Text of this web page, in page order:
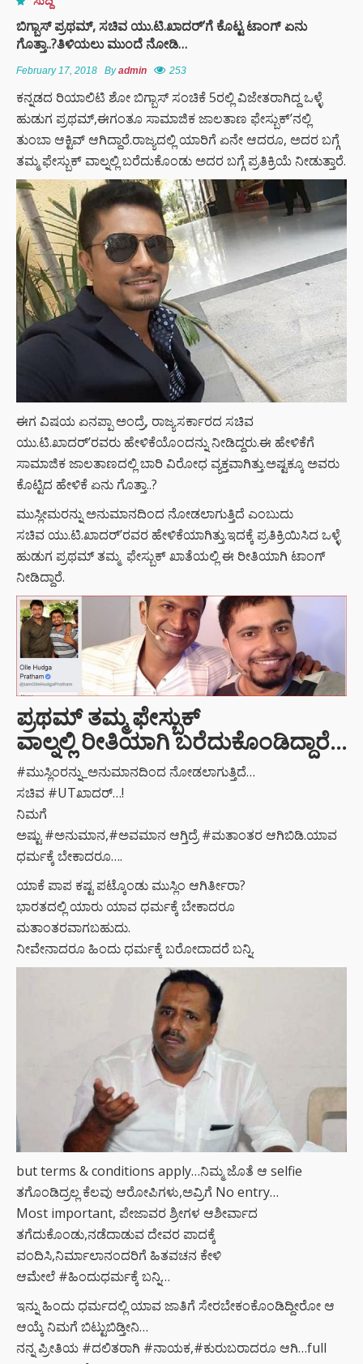
ಬಿಗ್ಬಾಸ್ ಪ್ರಥಮ್, ಸಚಿವ ಯು.ಟಿ.ಖಾದರ್’ಗೆ ಕೊಟ್ಟ ಟಾಂಗ್ ಏನು
ಗೊತ್ತಾ..?ತಿಳಿಯಲು ಮುಂದೆ ನೋಡಿ…
February 17, 2018 Byadmin 253
ಕನ್ನಡದ ರಿಯಾಲಿಟಿ ಶೋ ಬಿಗ್ಬಾಸ್ ಸಂಚಿಕೆ 5ರಲ್ಲಿ ವಿಜೇತರಾಗಿದ್ದ ಒಳ್ಳೆ
ಹುಡುಗ ಪ್ರಥಮ್,ಈಗಂತೂ ಸಾಮಾಜಿಕ ಜಾಲತಾಣ ಫೇಸ್ಬುಕ್’ನಲ್ಲಿ
ತುಂಬಾ ಆಕ್ಟಿವ್ ಆಗಿದ್ದಾರೆ.ರಾಜ್ಯದಲ್ಲಿ ಯಾರಿಗೆ ಏನೇ ಆದರೂ, ಅದರ ಬಗ್ಗೆ
ತಮ್ಮ ಫೇಸ್ಬುಕ್ ವಾಲ್ನಲ್ಲಿ ಬರೆದುಕೊಂಡು ಅದರ ಬಗ್ಗೆ ಪ್ರತಿಕ್ರಿಯೆ ನೀಡುತ್ತಾರೆ.
ಈಗ ವಿಷಯ ಏನಪ್ಪಾ ಅಂದ್ರೆ, ರಾಜ್ಯಸರ್ಕಾರದ ಸಚಿವ
ಯು.ಟಿ.ಖಾದರ್’ರವರು ಹೇಳಿಕೆಯೊಂದನ್ನು ನೀಡಿದ್ದರು.ಈ ಹೇಳಿಕೆಗೆ
ಸಾಮಾಜಿಕ ಜಾಲತಾಣದಲ್ಲಿ ಬಾರಿ ವಿರೋಧ ವ್ಯಕ್ತವಾಗಿತ್ತು.ಅಷ್ಟಕ್ಕೂ ಅವರು
ಕೊಟ್ಟಿದ ಹೇಳಿಕೆ ಏನು ಗೊತ್ತಾ..?
ಮುಸ್ಲೀಮರನ್ನು ಅನುಮಾನದಿಂದ ನೋಡಲಾಗುತ್ತಿದೆ ಎಂಬುದು
ಸಚಿವ ಯು.ಟಿ.ಖಾದರ್’ರವರ ಹೇಳಿಕೆಯಾಗಿತ್ತು.ಇದಕ್ಕೆ ಪ್ರತಿಕ್ರಿಯಿಸಿದ ಒಳ್ಳೆ
ಹುಡುಗ ಪ್ರಥಮ್ ತಮ್ಮ ಫೇಸ್ಬುಕ್ ಖಾತೆಯಲ್ಲಿ ಈ ರೀತಿಯಾಗಿ ಟಾಂಗ್
ನೀಡಿದ್ದಾರೆ.
ಪ್ರಥಮ್ ತಮ್ಮ ಫೇಸ್ಬುಕ್
ವಾಲ್ನಲ್ಲಿ ರೀತಿಯಾಗಿ ಬರೆದುಕೊಂಡಿದ್ದಾರೆ…
#ಮುಸ್ಲಿಂರನ್ನು_ಅನುಮಾನದಿಂದ ನೋಡಲಾಗುತ್ತಿದೆ…
ಸಚಿವ #UTಖಾದರ್…!
ನಿಮಗೆ
ಅಷ್ಟು #ಅನುಮಾನ,#ಅವಮಾನ ಆಗ್ತಿದ್ರೆ #ಮತಾಂತರ ಆಗಿಬಿಡಿ.ಯಾವ
ಧರ್ಮಕ್ಕೆ ಬೇಕಾದರೂ….
ಯಾಕೆ ಪಾಪ ಕಷ್ಟ ಪಟ್ಕೊಂಡು ಮುಸ್ಲಿಂ ಆಗಿರ್ತೀರಾ?
ಭಾರತದಲ್ಲಿ ಯಾರು ಯಾವ ಧರ್ಮಕ್ಕೆ ಬೇಕಾದರೂ
ಮತಾಂತರವಾಗಬಹುದು‌.
ನೀವೇನಾದರೂ ಹಿಂದು ಧರ್ಮಕ್ಕೆ ಬರೋದಾದರೆ ಬನ್ನಿ.
but terms & conditions apply…ನಿಮ್ಮ ಜೊತೆ ಆ selfie
ತಗೊಂಡಿದ್ರಲ್ಲ ಕೆಲವು ಆರೋಪಿಗಳು,ಅವ್ರಿಗೆ No entry…
Most important, ಪೇಜಾವರ ಶ್ರೀಗಳ ಆಶೀರ್ವಾದ
ತಗೆದುಕೊಂಡು,ನಡೆದಾಡುವ ದೇವರ ಪಾದಕ್ಕೆ
ವಂದಿಸಿ,ನಿರ್ಮಾಲಾನಂದರಿಗೆ ಹಿತವಚನ ಕೇಳಿ
ಆಮೇಲೆ #ಹಿಂದುಧರ್ಮಕ್ಕೆ ಬನ್ನಿ…
ಇನ್ನು ಹಿಂದು ಧರ್ಮದಲ್ಲಿ ಯಾವ ಜಾತಿಗೆ ಸೇರಬೇಕಂಕೊಂಡಿದ್ದೀರೋ ಆ
ಆಯ್ಕೆ ನಿಮಗೆ ಬಿಟ್ಟುಬಿಡ್ತೀನಿ…
ನನ್ನ ಪ್ರೀತಿಯ #ದಲಿತರಾಗಿ #ನಾಯಕ,#ಕುರುಬರಾದರೂ ಆಗಿ…full